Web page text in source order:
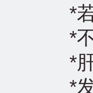
*若
*不
*肝
*发